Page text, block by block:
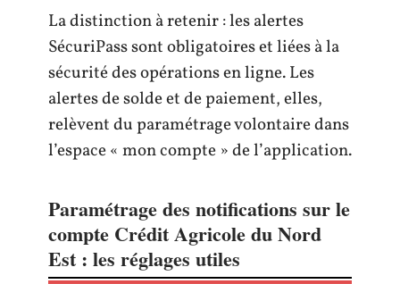
La distinction à retenir : les alertes
SécuriPass sont obligatoires et liées à la
sécurité des opérations en ligne. Les
alertes de solde et de paiement, elles,
relèvent du paramétrage volontaire dans
l’espace « mon compte » de l’application.
Paramétrage des notifications sur le
compte Crédit Agricole du Nord
Est : les réglages utiles